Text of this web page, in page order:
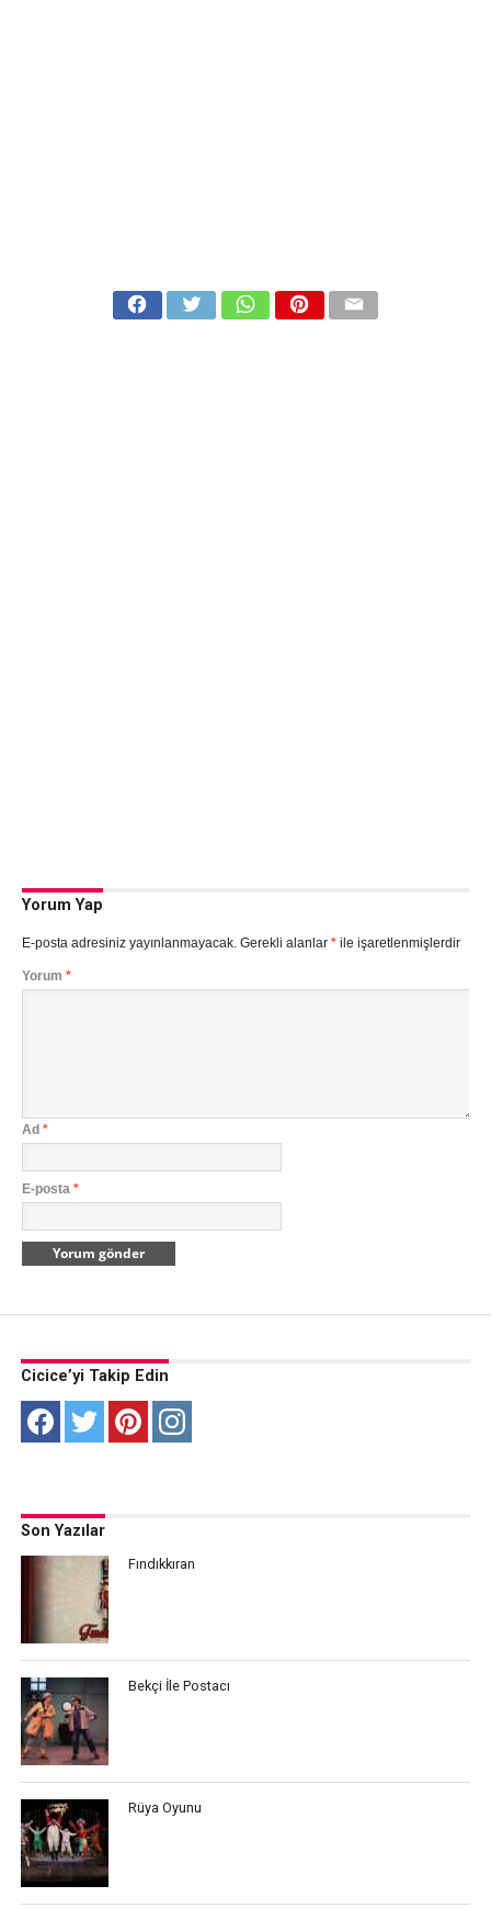
Yorum Yap
E-posta adresiniz yayınlanmayacak. Gerekli alanlar *ile işaretlenmişlerdir
Yorum *
Ad *
E-posta *
Cicice’yi Takip Edin
Son Yazılar
Fındıkkıran
Bekçi İle Postacı
Rüya Oyunu